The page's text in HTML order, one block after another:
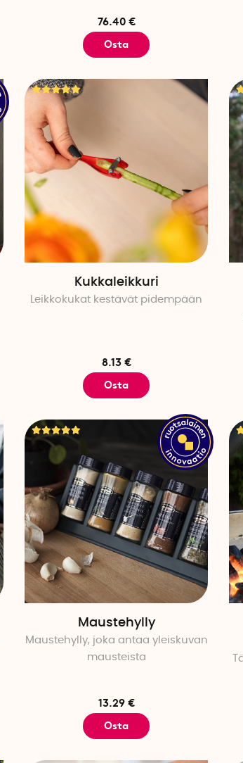
76.40 €
Osta
Kukkaleikkuri
Leikkokukat kestävät pidempään
8.13 €
Osta
Maustehylly
Maustehylly, joka antaa yleiskuvan
mausteista
13.29 €
Osta